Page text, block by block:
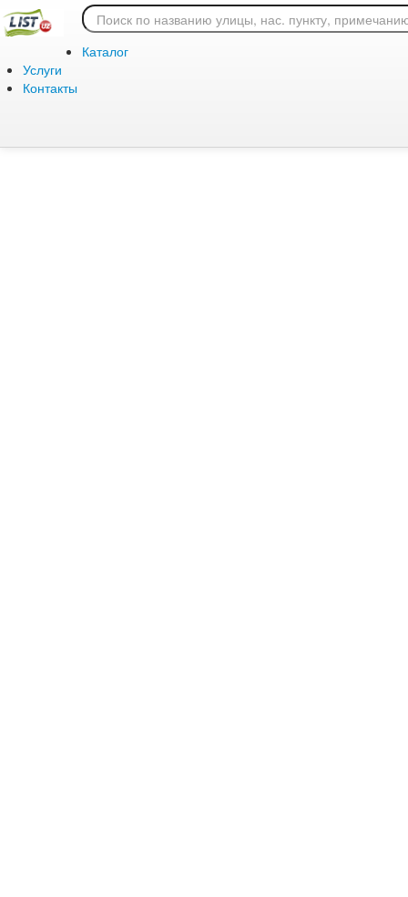
Каталог
Услуги
Контакты
Ошибка 404: страница